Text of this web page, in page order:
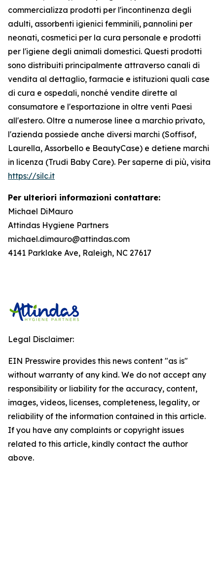
commercializza prodotti per l'incontinenza degli
adulti, assorbenti igienici femminili, pannolini per
neonati, cosmetici per la cura personale e prodotti
per l'igiene degli animali domestici. Questi prodotti
sono distribuiti principalmente attraverso canali di
vendita al dettaglio, farmacie e istituzioni quali case
di cura e ospedali, nonché vendite dirette al
consumatore e l'esportazione in oltre venti Paesi
all'estero. Oltre a numerose linee a marchio privato,
l'azienda possiede anche diversi marchi (Soffisof,
Laurella, Assorbello e BeautyCase) e detiene marchi
in licenza (Trudi Baby Care). Per saperne di più, visita
https://silc.it
Per ulteriori informazioni contattare:
Michael DiMauro
Attindas Hygiene Partners
michael.dimauro@attindas.com
4141 Parklake Ave, Raleigh, NC 27617
Legal Disclaimer:
EIN Presswire provides this news content "as is"
without warranty of any kind. We do not accept any
responsibility or liability for the accuracy, content,
images, videos, licenses, completeness, legality, or
reliability of the information contained in this article.
If you have any complaints or copyright issues
related to this article, kindly contact the author
above.